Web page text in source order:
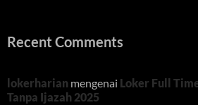
Recent Comments
lokerharian mengenai Loker Full
Tanpa Ijazah 2025